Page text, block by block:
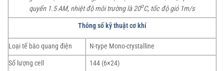
quyển 1.5 AM, nhiệt độ môi trường là 20oC, tốc độ gió 1m/s
Thông số kỹ thuật cơ khí
Loại tế bào quang điện
N-type Mono-crystalline
Số lượng cell
144 (6×24)